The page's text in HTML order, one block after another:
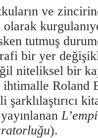
ve
olarak
tutmuş
bir yer
niteliksel bir
ihtimalle Roland
).